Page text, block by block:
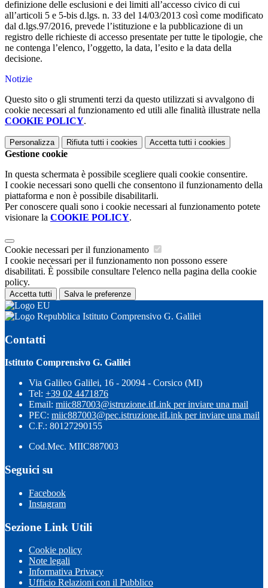
definizione delle esclusioni e dei limiti all’accesso civico di cui
all’articoli 5 e 5-bis d.lgs. n. 33 del 14/03/2013 così come modificato
dal d.lgs.97/2016, prevede l’istituzione e la pubblicazione di un
registro delle richieste di accesso presentate per tutte le tipologie, che
ne contenga l’elenco, l’oggetto, la data, l’esito e la data della
decisione.
Notizie
Questo sito o gli strumenti terzi da questo utilizzati si avvalgono di
cookie necessari al funzionamento ed utili alle finalità illustrate nella
COOKIE POLICY.
Personalizza Rifiuta tutti i cookies Accetta tutti i cookies
Gestione cookie
In questa schermata è possibile scegliere quali cookie consentire.
I cookie necessari sono quelli che consentono il funzionamento della
piattaforma e non è possibile disabilitarli.
Per conoscere quali sono i cookie necessari al funzionamento potete
visionare la COOKIE POLICY.
Cookie necessari per il funzionamento
I cookie necessari per il funzionamento non possono essere
disabilitati. È possibile consultare l'elenco nella pagina della cookie
policy.
Accetta tutti Salva le preferenze
Istituto Comprensivo G. Galilei
Contatti
Istituto Comprensivo G. Galilei
Via Galileo Galilei, 16 - 20094 - Corsico (MI)
Tel: +39 02 4471876
Email: miic887003@istruzione.itLink per inviare una mail
PEC: miic887003@pec.istruzione.itLink per inviare una mail
C.F.: 80127290155
Cod.Mec. MIIC887003
Seguici su
Facebook
Instagram
Sezione Link Utili
Cookie policy
Note legali
Informativa Privacy
Ufficio Relazioni con il Pubblico